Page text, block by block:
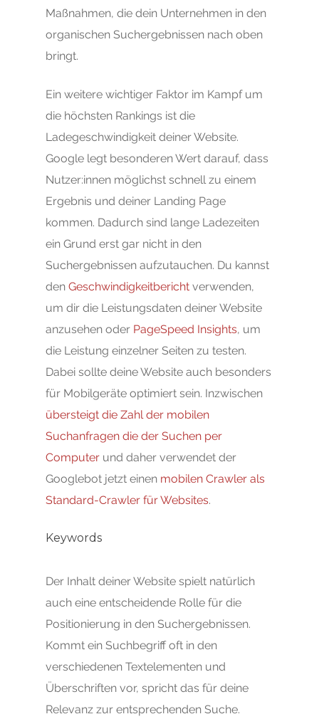
Maßnahmen, die dein Unternehmen in den
organischen Suchergebnissen nach oben
bringt.
Ein weitere wichtiger Faktor im Kampf um
die höchsten Rankings ist die
Ladegeschwindigkeit deiner Website.
Google legt besonderen Wert darauf, dass
Nutzer:innen möglichst schnell zu einem
Ergebnis und deiner Landing Page
kommen. Dadurch sind lange Ladezeiten
ein Grund erst gar nicht in den
Suchergebnissen aufzutauchen. Du kannst
denGeschwindigkeitbericht verwenden,
um dir die Leistungsdaten deiner Website
anzusehen oder PageSpeed Insights, um
die Leistung einzelner Seiten zu testen.
Dabei sollte deine Website auch besonders
für Mobilgeräte optimiert sein. Inzwischen
übersteigt die Zahl der mobilen
Suchanfragen die der Suchen per
Computer und daher verwendet der
Googlebot jetzt einen mobilen Crawler als
Standard-Crawler für Websites.
Keywords
Der Inhalt deiner Website spielt natürlich
auch eine entscheidende Rolle für die
Positionierung in den Suchergebnissen.
Kommt ein Suchbegriff oft in den
verschiedenen Textelementen und
Überschriften vor, spricht das für deine
Relevanz zur entsprechenden Suche.